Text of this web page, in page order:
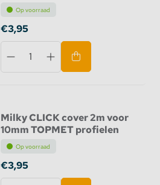
Op voorraad
€3,95
Milky CLICK cover 2m voor
10mm TOPMET profielen
Op voorraad
€3,95